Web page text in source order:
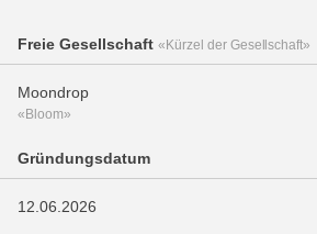
Freie Gesellschaft «Kürzel der Gesellschaft»
Moondrop
«Bloom»
Gründungsdatum
12.06.2026